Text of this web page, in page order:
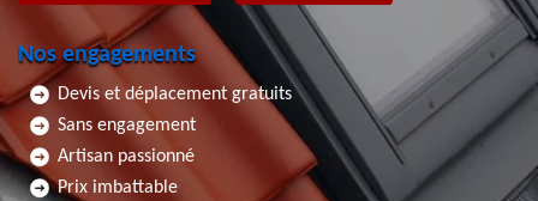
Nos engagements
Devis et déplacement gratuits
Sans engagement
Artisan passionné
Prix imbattable